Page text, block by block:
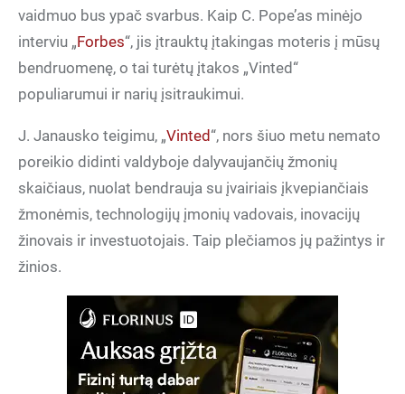
vaidmuo bus ypač svarbus. Kaip C. Pope’as minėjo
interviu „Forbes“, jis įtrauktų įtakingas moteris į mūsų
bendruomenę, o tai turėtų įtakos „Vinted“
populiarumui ir narių įsitraukimui.
J. Janausko teigimu, „Vinted “, nors šiuo metu nemato
poreikio didinti valdyboje dalyvaujančių žmonių
skaičiaus, nuolat bendrauja su įvairiais įkvepiančiais
žmonėmis, technologijų įmonių vadovais, inovacijų
žinovais ir investuotojais. Taip plečiamos jų pažintys ir
žinios.